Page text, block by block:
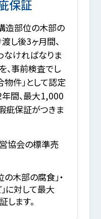
保証
造部位の木部の
し後3ヶ月間、
ければなりま
、事前検査でし
物件」として認定
間、最大1,000
保証がつきま
協会の標準売
木部の腐食」・
」に対して最大
ます。